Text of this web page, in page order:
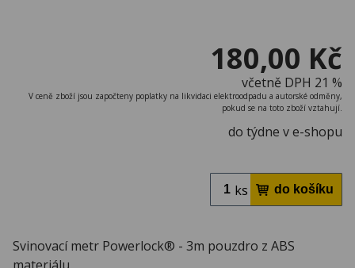
180,00 Kč
včetně DPH 21 %
V ceně zboží jsou započteny poplatky na likvidaci elektroodpadu a autorské odměny,
pokud se na toto zboží vztahují.
do týdne v e-shopu
ks
Svinovací metr Powerlock® - 3m pouzdro z ABS